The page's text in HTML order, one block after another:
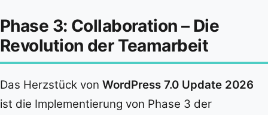
Phase 3: Collaboration – Die
Revolution der Teamarbeit
Das Herzstück von WordPress 7.0 Update 2026
ist die Implementierung von Phase 3 der